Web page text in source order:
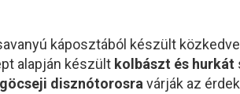
káposztából készült
alapján készült kolbászt és hurkát
göcseji disznótorosra várják az